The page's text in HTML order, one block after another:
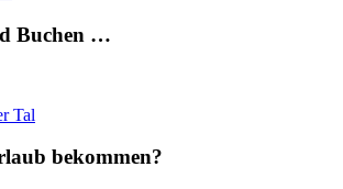
Buchen …
Tal
bekommen?